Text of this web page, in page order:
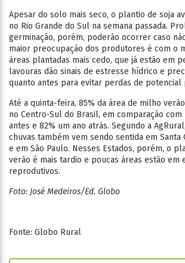
Apesar do solo mais seco, o plantio de soja
no Rio Grande do Sul na semana passada.
germinação, porém, poderão ocorrer caso
maior preocupação dos produtores é com o
áreas plantadas mais cedo, que já estão em
lavouras dão sinais de estresse hídrico e
quanto antes para evitar perdas de potencial
Até a quinta-feira, 85% da área de milho
no Centro-Sul do Brasil, em comparação com
antes e 82% um ano atrás. Segundo a
chuvas também vem sendo sentida em Santa
e em São Paulo. Nesses Estados, porém, o
verão é mais tardio e poucas áreas estão em
reprodutivos.
Foto: José Medeiros/Ed. Globo
Fonte: Globo Rural